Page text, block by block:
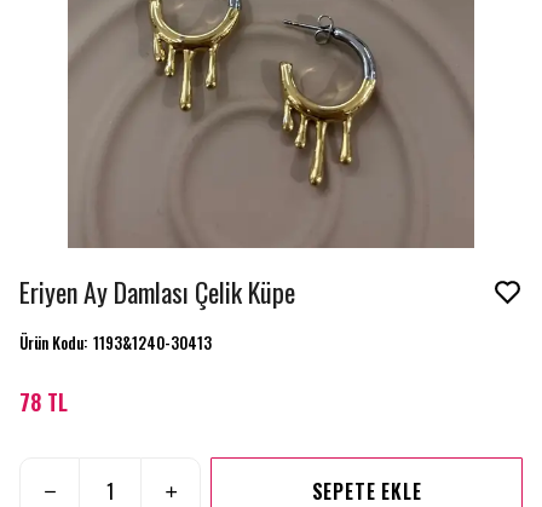
Eriyen Ay Damlası Çelik Küpe
Ürün Kodu: 1193&1240-30413
78 TL
SEPETE EKLE